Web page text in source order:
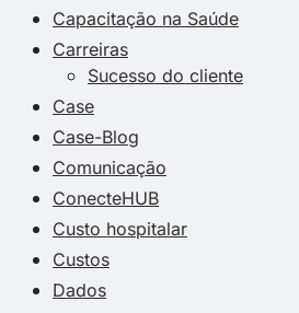
Capacitação na Saúde
Carreiras
Sucesso do cliente
Case
Case-Blog
Comunicação
ConecteHUB
Custo hospitalar
Custos
Dados